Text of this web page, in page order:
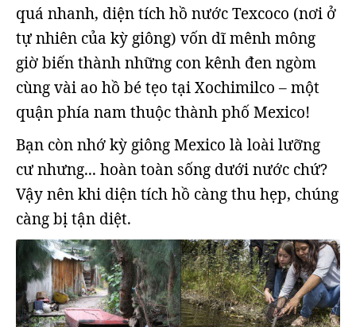
quá nhanh, diện tích hồ nước Texcoco (nơi ở
tự nhiên của kỳ giông) vốn dĩ mênh mông
giờ biến thành những con kênh đen ngòm
cùng vài ao hồ bé tẹo tại Xochimilco – một
quận phía nam thuộc thành phố Mexico!
Bạn còn nhớ kỳ giông Mexico là loài lưỡng
cư nhưng... hoàn toàn sống dưới nước chứ?
Vậy nên khi diện tích hồ càng thu hẹp, chúng
càng bị tận diệt.